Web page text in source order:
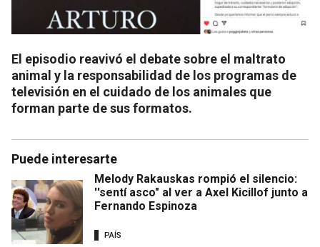
El episodio reavivó el debate sobre el maltrato
animal y la responsabilidad de los programas de
televisión en el cuidado de los animales que
forman parte de sus formatos.
Puede interesarte
Melody Rakauskas rompió el silencio:
''sentí asco" al ver a Axel Kicillof junto a
Fernando Espinoza
PAÍS